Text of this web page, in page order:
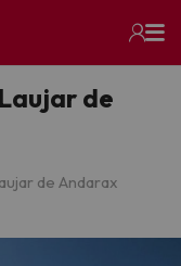
de
de Andarax